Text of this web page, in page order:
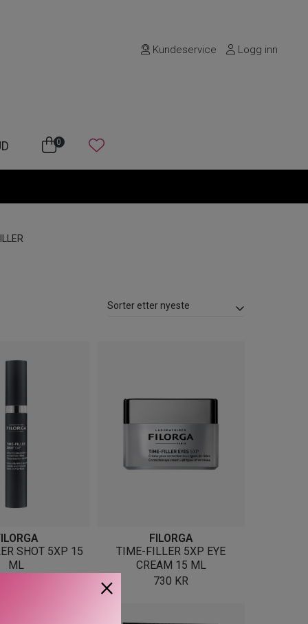
Kundeservice Logg inn
0
SHOT 5XP 15
ML
FILORGA
TIME-FILLER 5XP EYE
CREAM 15 ML
730 KR
×